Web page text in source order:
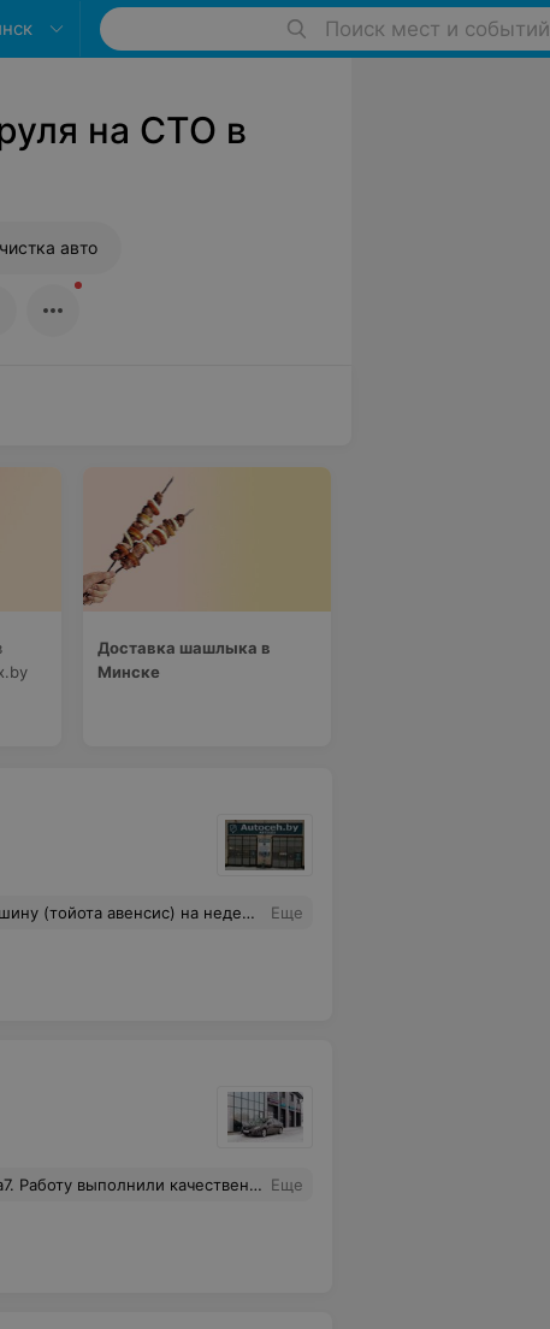
Поиск мест и событий
на СТО в
авто
Доставка шашлыка в
Минске
фильтра на турбину, менял его 3 года назад, ставил оригинал, подменили на жесткий с отслоившимся кольцом со стороны турбины, да еще и не закрепили его со стороны турбины, цена оригинала 386р. Кондиционер не работает. Диагностика показала, что уплотнительные кольца на радиаторе пропускают, стояли старые (с их слов ставили новые и заправляли). Расходы, не считая времени 315р. Еще
панели приборов торцевую пластиковую накладку. Перезвонил мастеру-приемщику - тот в отказ, признаться духу не хватило, хотя цена вопроса 20р. Мелочь, а неприятно! Еще